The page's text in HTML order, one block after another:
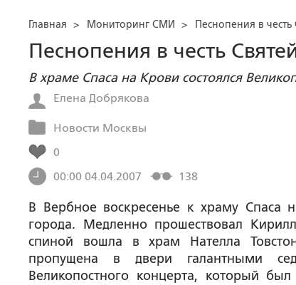
Главная > Мониторинг СМИ > Песнопения в честь
Песнопения в честь
В храме Спаса на Крови состоялся
Елена Добрякова
Новости Москвы
0
00:00 04.04.2007
138
В Вербное воскресенье к храму Спаса
города. Медленно прошествовал
спиной вошла в храм Нателла
пропущена в двери галантными
Великопостного концерта, который